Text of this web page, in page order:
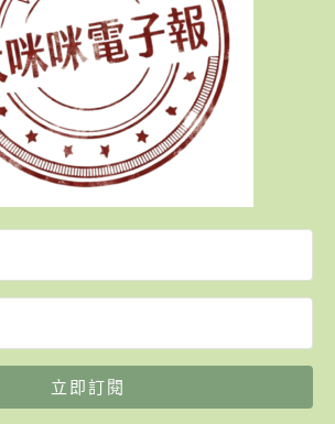
立即訂閱